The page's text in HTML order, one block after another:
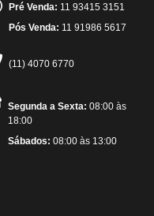
Pré Venda: 11 93415 3151
Pós Venda: 11 91986 5617
(11) 4070 6770
Segunda a Sexta: 08:00 às
18:00
Sábados: 08:00 às 13:00